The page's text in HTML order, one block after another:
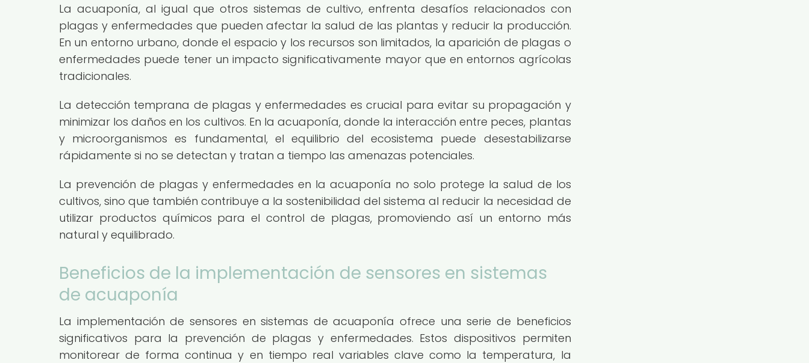
La acuaponía, al igual que otros sistemas de cultivo, enfrenta desafíos relacionados con
plagas y enfermedades que pueden afectar la salud de las plantas y reducir la producción.
En un entorno urbano, donde el espacio y los recursos son limitados, la aparición de plagas o
enfermedades puede tener un impacto significativamente mayor que en entornos agrícolas
tradicionales.
La detección temprana de plagas y enfermedades es crucial para evitar su propagación y
minimizar los daños en los cultivos. En la acuaponía, donde la interacción entre peces, plantas
y microorganismos es fundamental, el equilibrio del ecosistema puede desestabilizarse
rápidamente si no se detectan y tratan a tiempo las amenazas potenciales.
La prevención de plagas y enfermedades en la acuaponía no solo protege la salud de los
cultivos, sino que también contribuye a la sostenibilidad del sistema al reducir la necesidad de
utilizar productos químicos para el control de plagas, promoviendo así un entorno más
natural y equilibrado.
Beneficios de la implementación de sensores en sistemas
de acuaponía
La implementación de sensores en sistemas de acuaponía ofrece una serie de beneficios
significativos para la prevención de plagas y enfermedades. Estos dispositivos permiten
monitorear de forma continua y en tiempo real variables clave como la temperatura, la